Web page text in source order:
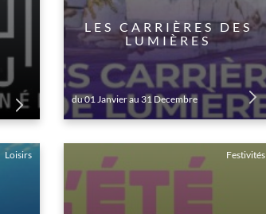
LES CARRIÈRES DES
LUMIÈRES
du 01 Janvier au 31 Decembre
Loisirs Festivités